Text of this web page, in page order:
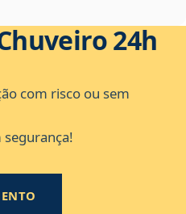
24h
com risco ou sem
segurança!